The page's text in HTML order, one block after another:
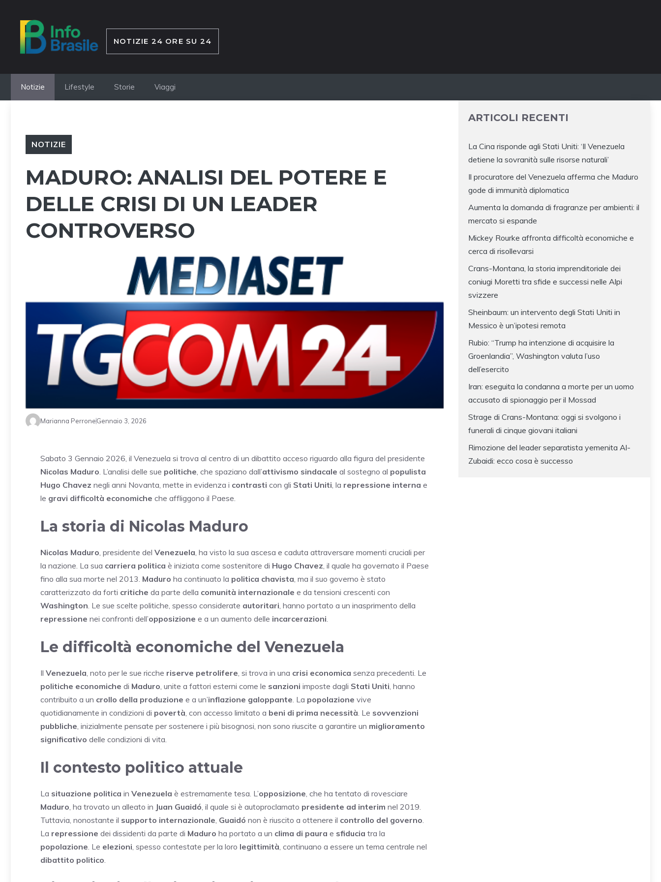
contenuto
NOTIZIE 24 ORE SU 24
Notizie Lifestyle Storie Viaggi
NOTIZIE
MADURO: ANALISI DEL POTERE E
DELLE CRISI DI UN LEADER
CONTROVERSO
Marianna PerroneGennaio 3, 2026
Sabato 3 Gennaio 2026, il Venezuela si trova al centro di un dibattito acceso riguardo alla figura del presidente
Nicolas Maduro. L’analisi delle sue politiche, che spaziano dall’attivismo sindacale al sostegno al populista
Hugo Chavez negli anni Novanta, mette in evidenza i contrasti con gli Stati Uniti, la repressione interna e
le gravi difficoltà economiche che affliggono il Paese.
La storia di Nicolas Maduro
Nicolas Maduro, presidente del Venezuela, ha visto la sua ascesa e caduta attraversare momenti cruciali per
la nazione. La sua carriera politica è iniziata come sostenitore di Hugo Chavez, il quale ha governato il Paese
fino alla sua morte nel 2013. Maduro ha continuato la politica chavista, ma il suo governo è stato
caratterizzato da forti critiche da parte della comunità internazionale e da tensioni crescenti con
Washington. Le sue scelte politiche, spesso considerate autoritari, hanno portato a un inasprimento della
repressione nei confronti dell’opposizione e a un aumento delle incarcerazioni.
Le difficoltà economiche del Venezuela
Il Venezuela, noto per le sue ricche riserve petrolifere, si trova in una crisi economica senza precedenti. Le
politiche economiche di Maduro, unite a fattori esterni come le sanzioni imposte dagli Stati Uniti, hanno
contribuito a un crollo della produzione e a un’inflazione galoppante. La popolazione vive
quotidianamente in condizioni di povertà, con accesso limitato a beni di prima necessità. Le sovvenzioni
pubbliche, inizialmente pensate per sostenere i più bisognosi, non sono riuscite a garantire un miglioramento
significativo delle condizioni di vita.
Il contesto politico attuale
La situazione politica in Venezuela è estremamente tesa. L’opposizione, che ha tentato di rovesciare
Maduro, ha trovato un alleato in Juan Guaidó, il quale si è autoproclamato presidente ad interim nel 2019.
Tuttavia, nonostante il supporto internazionale, Guaidó non è riuscito a ottenere il controllo del governo.
La repressione dei dissidenti da parte di Maduro ha portato a un clima di paura e sfiducia tra la
popolazione. Le elezioni, spesso contestate per la loro legittimità, continuano a essere un tema centrale nel
dibattito politico.
ARTICOLI RECENTI
La Cina risponde agli Stati Uniti: ‘Il Venezuela
detiene la sovranità sulle risorse naturali’
Il procuratore del Venezuela afferma che Maduro
gode di immunità diplomatica
Aumenta la domanda di fragranze per ambienti: il
mercato si espande
Mickey Rourke affronta difficoltà economiche e
cerca di risollevarsi
Crans-Montana, la storia imprenditoriale dei
coniugi Moretti tra sfide e successi nelle Alpi
svizzere
Sheinbaum: un intervento degli Stati Uniti in
Messico è un’ipotesi remota
Rubio: “Trump ha intenzione di acquisire la
Groenlandia”, Washington valuta l’uso
dell’esercito
Iran: eseguita la condanna a morte per un uomo
accusato di spionaggio per il Mossad
Strage di Crans-Montana: oggi si svolgono i
funerali di cinque giovani italiani
Rimozione del leader separatista yemenita Al-
Zubaidi: ecco cosa è successo